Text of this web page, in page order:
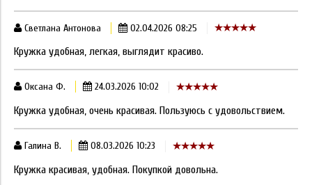
Светлана Антонова 02.04.2026 08:25
Кружка удобная, легкая, выглядит красиво.
Оксана Ф. 24.03.2026 10:02
Кружка удобная, очень красивая. Пользуюсь с удовольствием.
Галина В. 08.03.2026 10:23
Кружка красивая, удобная. Покупкой довольна.